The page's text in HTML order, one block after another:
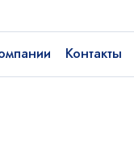
Контакты